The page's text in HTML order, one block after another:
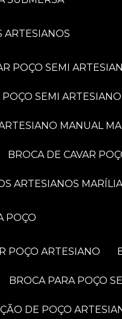
ARTESIANOS
POÇO SEMI
POÇO SEMI
MANUAL
BROCA DE CAVAR
ARTESIANOS MARÍLIA
POÇO
POÇO ARTESIANO
BROCA PARA POÇO
DE POÇO